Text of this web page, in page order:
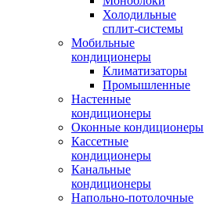
Холодильные
сплит-системы
Мобильные
кондиционеры
Климатизаторы
Промышленные
Настенные
кондиционеры
Оконные кондиционеры
Кассетные
кондиционеры
Канальные
кондиционеры
Напольно-потолочные